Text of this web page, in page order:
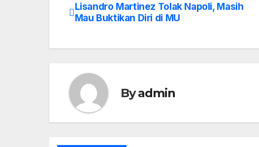
Post
Lisandro Martinez Tolak Napoli, Masih
Mau Buktikan Diri di MU
Byadmin